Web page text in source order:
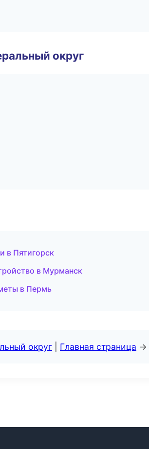
округ
в Пятигорск
в Мурманск
в Пермь
округ Главная страница →